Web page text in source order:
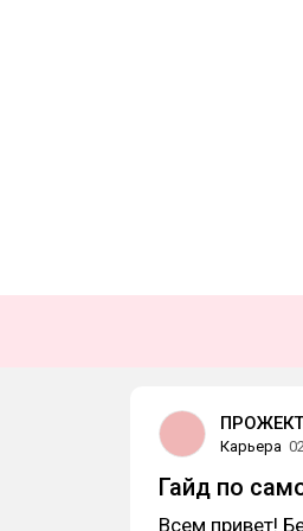
Карьера
Гайд по
Всем привет!